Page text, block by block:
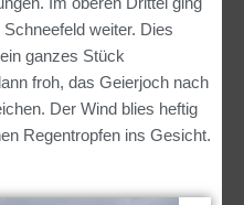
Im oberen Drittel ging
weiter. Dies
ganzes Stück
froh, das Geierjoch nach
Der Wind blies heftig
Regentropfen ins Gesicht.